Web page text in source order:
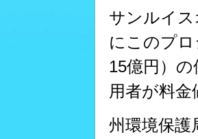
サンルイ
にこのプ
15億円）
用者が料
州環境保護